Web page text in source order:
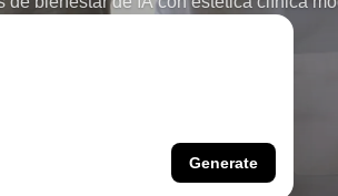
foto de perfil de fisioterapeuta pulida,
rehabilitación de IA realista, Dreamina
Generate